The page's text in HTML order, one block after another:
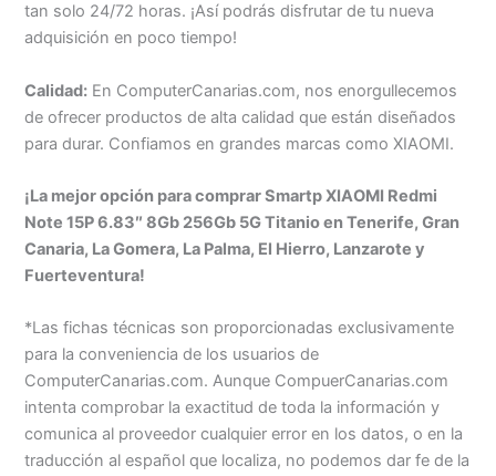
tan solo 24/72 horas. ¡Así podrás disfrutar de tu nueva
adquisición en poco tiempo!
Calidad: En ComputerCanarias.com, nos enorgullecemos
de ofrecer productos de alta calidad que están diseñados
para durar. Confiamos en grandes marcas como XIAOMI.
¡La mejor opción para comprar Smartp XIAOMI Redmi
Note 15P 6.83″ 8Gb 256Gb 5G Titanio en Tenerife, Gran
Canaria, La Gomera, La Palma, El Hierro, Lanzarote y
Fuerteventura!
*Las fichas técnicas son proporcionadas exclusivamente
para la conveniencia de los usuarios de
ComputerCanarias.com. Aunque CompuerCanarias.com
intenta comprobar la exactitud de toda la información y
comunica al proveedor cualquier error en los datos, o en la
traducción al español que localiza, no podemos dar fe de la